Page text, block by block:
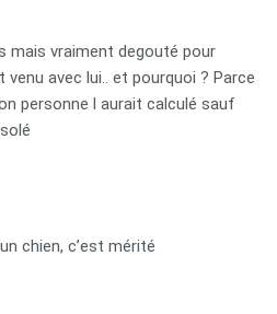
mais vraiment degouté pour
avec lui.. et pourquoi ? Parce
personne l aurait calculé sauf
chien, c’est mérité